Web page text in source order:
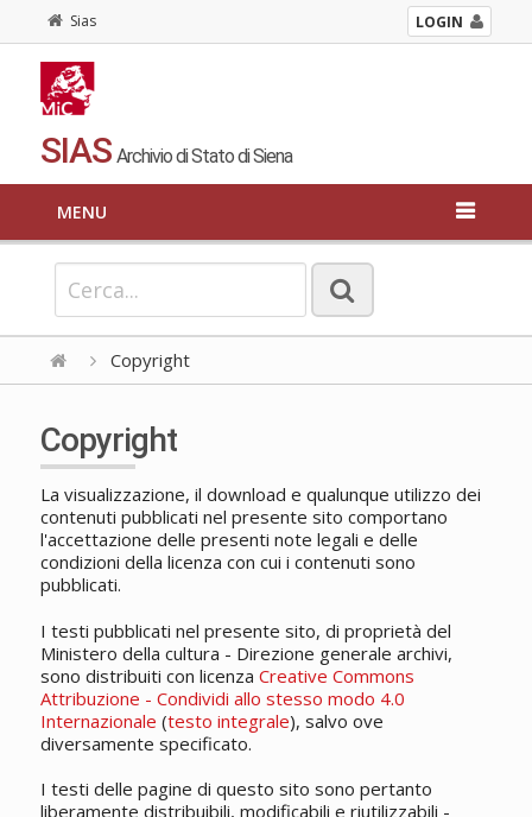
Sias LOGIN
SIAS Archivio di Stato di Siena
MENU
Copyright
Copyright
La visualizzazione, il download e qualunque utilizzo dei
contenuti pubblicati nel presente sito comportano
l'accettazione delle presenti note legali e delle
condizioni della licenza con cui i contenuti sono
pubblicati.
I testi pubblicati nel presente sito, di proprietà del
Ministero della cultura - Direzione generale archivi,
sono distribuiti con licenza Creative Commons
Attribuzione - Condividi allo stesso modo 4.0
Internazionale (testo integrale), salvo ove
diversamente specificato.
I testi delle pagine di questo sito sono pertanto
liberamente distribuibili, modificabili e riutilizzabili -